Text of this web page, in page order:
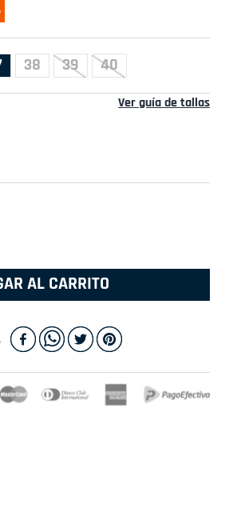
38 39 40
Ver guía de tallas
AL CARRITO